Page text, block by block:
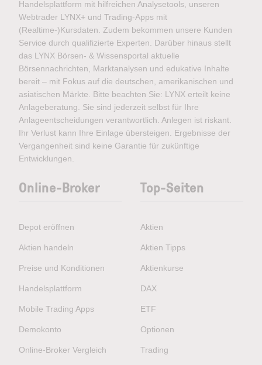
Handelsplattform mit hilfreichen Analysetools, unseren
Webtrader LYNX+ und Trading-Apps mit
(Realtime-)Kursdaten. Zudem bekommen unsere Kunden
Service durch qualifizierte Experten. Darüber hinaus stellt
das LYNX Börsen- & Wissensportal aktuelle
Börsennachrichten, Marktanalysen und edukative Inhalte
bereit – mit Fokus auf die deutschen, amerikanischen und
asiatischen Märkte. Bitte beachten Sie: LYNX erteilt keine
Anlageberatung. Sie sind jederzeit selbst für Ihre
Anlageentscheidungen verantwortlich. Anlegen ist riskant.
Ihr Verlust kann Ihre Einlage übersteigen. Ergebnisse der
Vergangenheit sind keine Garantie für zukünftige
Entwicklungen.
Online-Broker
Depot eröffnen
Aktien handeln
Preise und Konditionen
Handelsplattform
Mobile Trading Apps
Demokonto
Online-Broker Vergleich
Top-Seiten
Aktien
Aktien Tipps
Aktienkurse
DAX
ETF
Optionen
Trading